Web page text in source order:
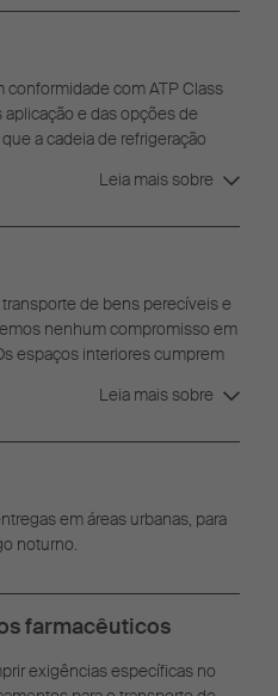
com ATP Class
e das opções de
a cadeia de refrigeração
Leia mais sobre
de bens perecíveis e
nenhum compromisso em
espaços interiores cumprem
Leia mais sobre
em áreas urbanas, para
noturno.
farmacêuticos
exigências específicas no